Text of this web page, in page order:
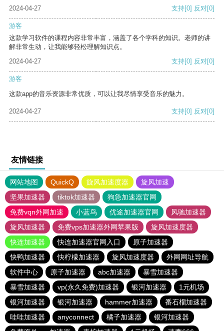
2024-04-27 支持[0] 反对[0]
游客
这款学习软件的课程内容非常丰富，涵盖了各个学科的知识。老师的讲
解非常生动，让我能够轻松理解知识点。
2024-04-27
支持[0] 反对[0]
游客
这款app的音乐资源非常优质，可以让我尽情享受音乐的魅力。
2024-04-27 支持[0] 反对[0]
友情链接
网站地图 QuickQ 旋风加速度器
旋风加速
坚果加速器
tiktok加速器
狗急加速器官网
免费vqn外网加速
小蓝鸟 优途加速器官网
风驰加速器
旋风加速器
免费vps加速器外网苹果版
旋风加速度器
快连加速器
快连加速器官网入口
原子加速器
快鸭加速器
快柠檬加速器 旋风加速度器
外网网址导航
软件中心
原子加速器 abc加速器
暴雪加速器
暴雪加速器
vp(永久免费)加速器 银河加速器
1元机场
银河加速器
银河加速器 hammer加速器
番石榴加速器
哇哇加速器
anyconnect 橘子加速器
银河加速器